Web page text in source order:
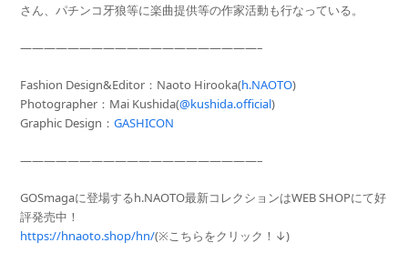
さん、パチンコ牙狼等に楽曲提供等の作家活動も行なっている。
————————————————————–
Fashion Design&Editor：Naoto Hirooka(h.NAOTO)
Photographer ：Mai Kushida(@kushida.official)
Graphic Design：GASHICON
————————————————————–
GOSmagaに登場するh.NAOTO最新コレクションはWEB SHOPにて好
評発売中！
https://hnaoto.shop/hn/(※こちらをクリック！↓)